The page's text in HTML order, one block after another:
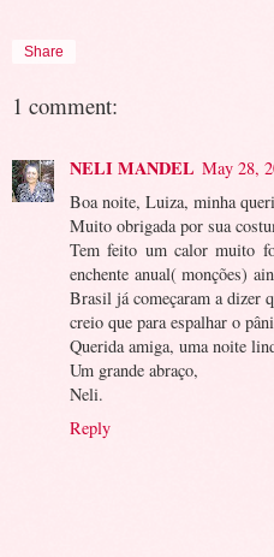
Share
1 comment:
NELI MANDEL May 28,
Boa noite, Luiza, minha
Muito obrigada por sua
Tem feito um calor muito
enchente anual( monções)
Brasil já começaram a dizer
creio que para espalhar o
Querida amiga, uma noite
Um grande abraço,
Neli.
Reply